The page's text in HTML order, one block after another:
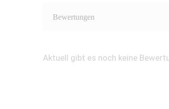
Bewertungen
Aktuell gibt es noch keine